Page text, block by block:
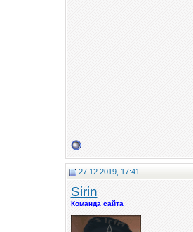
27.12.2019, 17:41
Sirin
Команда сайта